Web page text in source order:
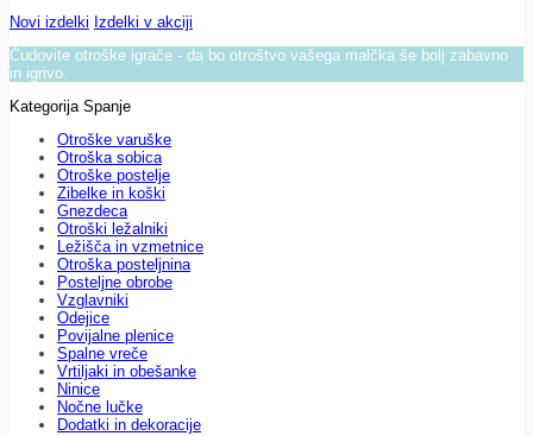
Novi izdelki Izdelki v akciji
Čudovite otroške igrače - da bo otroštvo vašega malčka še bolj zabavno
in igrivo.
Kategorija Spanje
Otroške varuške
Otroška sobica
Otroške postelje
Zibelke in koški
Gnezdeca
Otroški ležalniki
Ležišča in vzmetnice
Otroška posteljnina
Posteljne obrobe
Vzglavniki
Odejice
Povijalne plenice
Spalne vreče
Vrtiljaki in obešanke
Ninice
Nočne lučke
Dodatki in dekoracije